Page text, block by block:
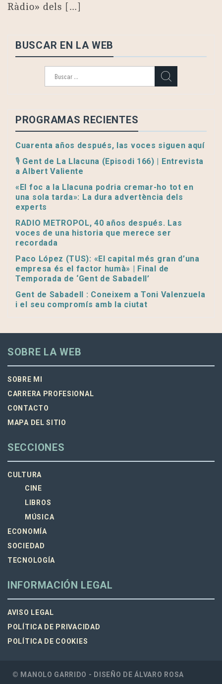
Ràdio» dels […]
BUSCAR EN LA WEB
PROGRAMAS RECIENTES
Cuarenta años después, las voces siguen aquí
🎙️ Gent de La Llacuna (Episodi 166) | Entrevista
a Albert Valiente
«El foc a la Llacuna podria cremar-ho tot en
una sola tarda»: La dura advertència dels
experts
RADIO METROPOL, 40 años después. Las
voces de una historia que merece ser
recordada
Paco López (TUS): «El capital més gran d’una
empresa és el factor humà» | Final de
Temporada de ‘Gent de Sabadell’
Gent de Sabadell : Coneixem a Toni Valenzuela
i el seu compromís amb la ciutat
SOBRE LA WEB
SOBRE MI
CARRERA PROFESIONAL
CONTACTO
MAPA DEL SITIO
SECCIONES
CULTURA
CINE
LIBROS
MÚSICA
ECONOMÍA
SOCIEDAD
TECNOLOGÍA
INFORMACIÓN LEGAL
AVISO LEGAL
POLÍTICA DE PRIVACIDAD
POLÍTICA DE COOKIES
© MANOLO GARRIDO - DISEÑO DEÁLVARO ROSA